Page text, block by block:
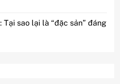
Tại sao lại là “đặc sản” đáng